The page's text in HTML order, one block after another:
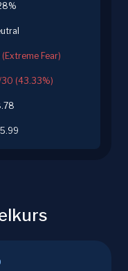
(Extreme Fear)
30 (43.33%)